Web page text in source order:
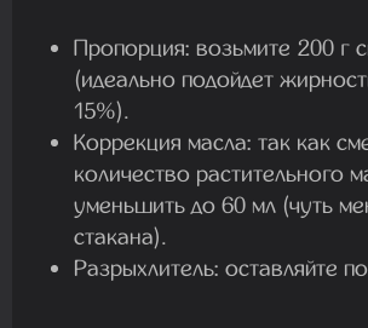
Пропорция: возьмите 200 г
(идеально подойдет
15%).
Коррекция масла: так как
количество растительного
уменьшить до 60 мл (чуть
стакана).
Разрыхлитель: оставляйте